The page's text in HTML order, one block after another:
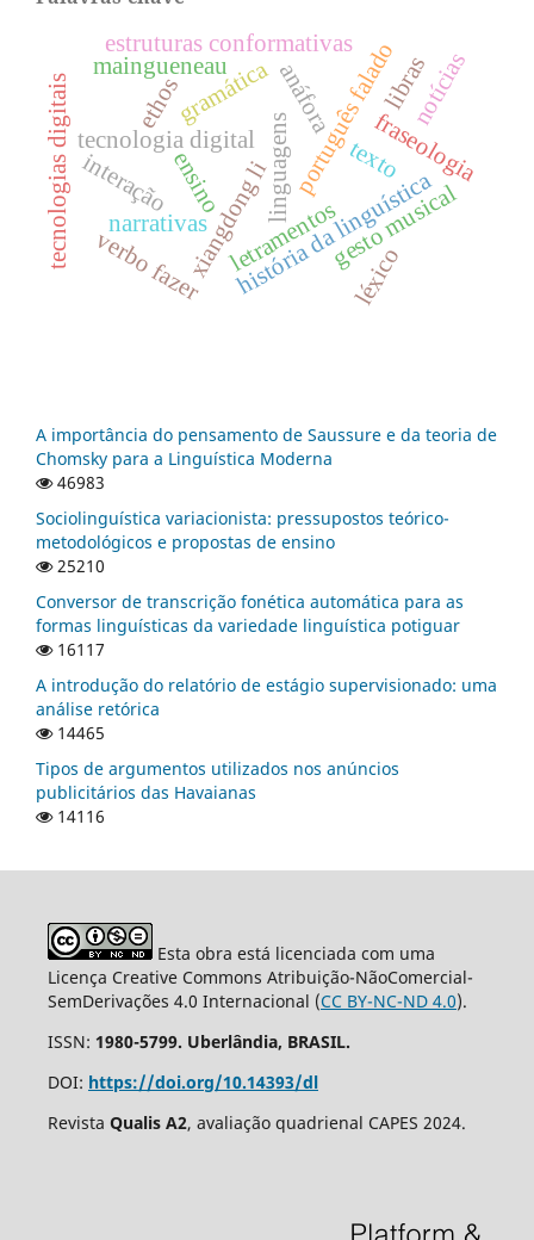
linguagens
letramentos
ensino
tecnologia digital
gramática
história da linguística
português falado
texto
tecnologias digitais xiangdong li
narrativas
interação
verbo fazer
anáfora
estruturas conformativas
gesto musical
ethos
maingueneau
fraseologia
léxico
librasnotícias
A importância do pensamento de Saussure e da teoria de
Chomsky para a Linguística Moderna
46983
Sociolinguística variacionista: pressupostos teórico-
metodológicos e propostas de ensino
25210
Conversor de transcrição fonética automática para as
formas linguísticas da variedade linguística potiguar
16117
A introdução do relatório de estágio supervisionado: uma
análise retórica
14465
Tipos de argumentos utilizados nos anúncios
publicitários das Havaianas
14116
Esta obra está licenciada com uma
Licença Creative Commons Atribuição-NãoComercial-
SemDerivações 4.0 Internacional (CC BY-NC-ND 4.0).
ISSN: 1980-5799. Uberlândia, BRASIL.
DOI: https://doi.org/10.14393/dl
Revista Qualis A2, avaliação quadrienal CAPES 2024.